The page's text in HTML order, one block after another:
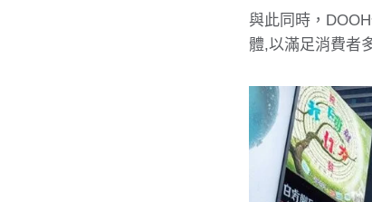
與此同時，
體,以滿足消費者